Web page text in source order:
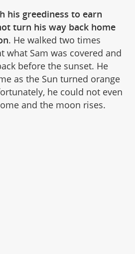
his greediness to earn
turn his way back home
. He walked two times
what Sam was covered and
before the sunset. He
as the Sun turned orange
he could not even
and the moon rises.